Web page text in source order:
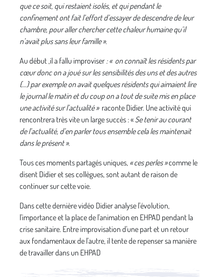
que ce soit, qui restaient isolés, et qui pendant le
confinement ont fait l’effort d’essayer de descendre de leur
chambre, pour aller chercher cette chaleur humaine qu’il
n’avait plus sans leur famille ».
Au début ,il a fallu improviser : « on connaît les résidents par
cœur donc on a joué sur les sensibilités des uns et des autres
{…} par exemple on avait quelques résidents qui aimaient lire
le journal le matin et du coup on a tout de suite mis en place
une activité sur l’actualité » raconte Didier. Une activité qui
rencontrera très vite un large succès : « Se tenir au courant
de l’actualité, d’en parler tous ensemble cela les maintenait
dans le présent ».
Tous ces moments partagés uniques, « ces perles »comme le
disent Didier et ses collègues, sont autant de raison de
continuer sur cette voie.
Dans cette dernière vidéo Didier analyse l'évolution,
l'importance et la place de l'animation en EHPAD pendant la
crise sanitaire. Entre improvisation d'une part et un retour
aux fondamentaux de l'autre, il tente de repenser sa manière
de travailler dans un EHPAD